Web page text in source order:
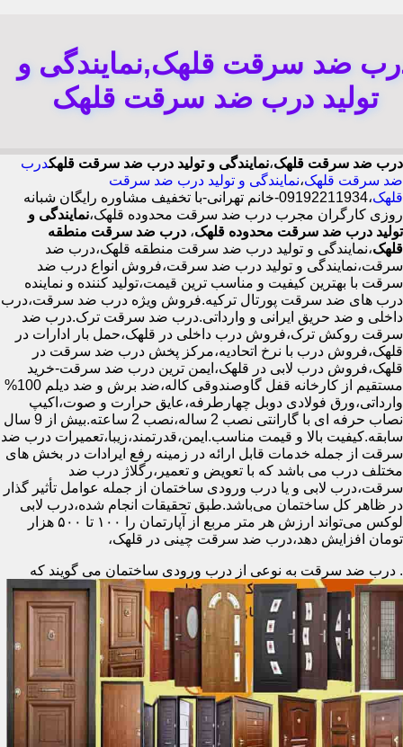
ضد سرقت قلهک,نمایندگی و
تولید درب ضد سرقت قلهک
درب ضد سرقت قلهک،نمایندگی و تولید درب ضد سرقت قلهکدرب
ضد سرقت قلهک،نمایندگی و تولید درب ضد سرقت
قلهک
،09192211934-خانم تهرانی-با تخفیف مشاوره رایگان شبانه
روزی کارگران مجرب درب ضد سرقت محدوده قلهک،نمایندگی و
تولید درب ضد سرقت محدوده قلهک، درب ضد سرقت منطقه
قلهک،نمایندگی و تولید درب ضد سرقت منطقه قلهک،درب ضد
سرقت،نمایندگی و تولید درب ضد سرقت،فروش انواع درب ضد
سرقت با بهترین کیفیت و مناسب ترین قیمت،تولید کننده و نماینده
درب های ضد سرقت پورتال ترکیه.فروش ویژه درب ضد سرقت،درب
داخلی و ضد حریق ایرانی و وارداتی.درب ضد سرقت ترک.درب ضد
سرقت روکش ترک،فروش درب داخلی در قلهک،حمل بار ادارات در
قلهک،فروش درب با نرخ اتحادیه،مرکز پخش درب ضد سرقت در
قلهک،فروش درب لابی در قلهک،ایمن ترین درب ضد سرقت-خرید
مستقیم از کارخانه قفل گاوصندوقی کاله،ضد برش و ضد دیلم 100%
وارداتی،ورق فولادی دوبل چهارطرفه،عایق حرارت و صوت،اکیپ
نصاب حرفه ای با گارانتی نصب 2 ساله،نصب 2 ساعته.بیش از 9 سال
سابقه.کیفیت بالا و قیمت مناسب.ایمن،قدرتمند،زیبا،تعمیرات درب ضد
سرقت از جمله خدمات قابل ارائه در زمینه رفع ایرادات در بخش های
مختلف درب می باشد که با تعویض و تعمیر،رگلاژ درب ضد
سرقت،درب لابی و یا درب ورودی ساختمان از جمله عوامل تأثیر گذار
در ظاهر کل ساختمان می‌باشد.طبق تحقیقات انجام شده،درب لابی
لوکس می‌تواند ارزش هر متر مربع از آپارتمان را ۱۰۰ تا ۵۰۰ هزار
تومان افزایش دهد،درب ضد سرقت چینی در قلهک،
. درب ضد سرقت به نوعی از درب ورودی ساختمان می گویند که